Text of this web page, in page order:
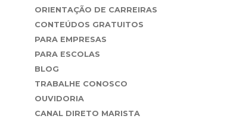
ORIENTAÇÃO DE CARREIRAS
CONTEÚDOS GRATUITOS
PARA EMPRESAS
PARA ESCOLAS
BLOG
TRABALHE CONOSCO
OUVIDORIA
CANAL DIRETO MARISTA